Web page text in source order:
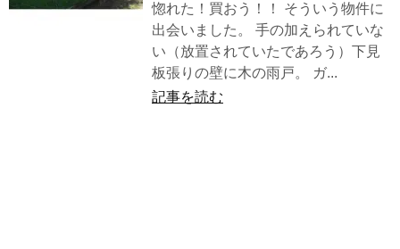
惚れた！買おう！！ そういう物件に
出会いました。 手の加えられていな
い（放置されていたであろう）下見
板張りの壁に木の雨戸。 ガ...
記事を読む